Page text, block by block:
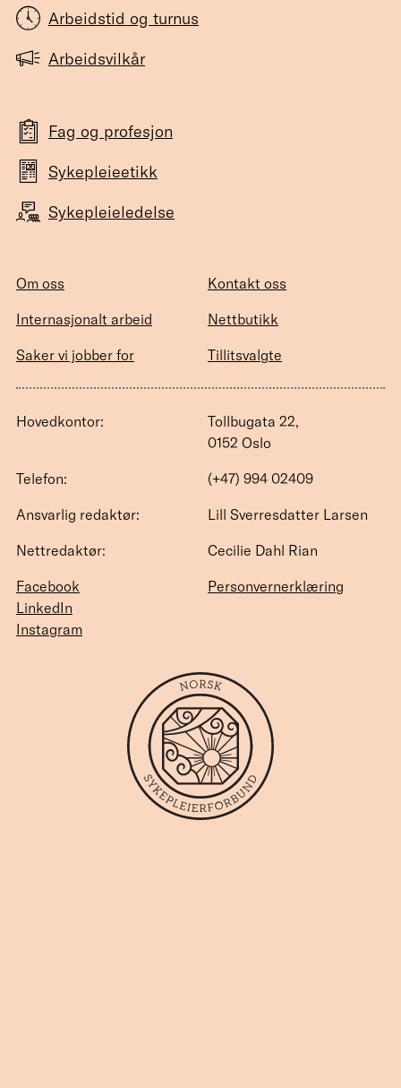
Arbeidstid og turnus
Arbeidsvilkår
Fag og profesjon
Sykepleieetikk
Sykepleieledelse
Om oss
Kontakt oss
Internasjonalt arbeid
Nettbutikk
Saker vi jobber for
Tillitsvalgte
Hovedkontor:
Tollbugata 22,
0152 Oslo
Telefon:
(+47) 994 02409
Ansvarlig redaktør:
Lill Sverresdatter Larsen
Nettredaktør:
Cecilie Dahl Rian
Facebook
LinkedIn
Instagram
Personvernerklæring